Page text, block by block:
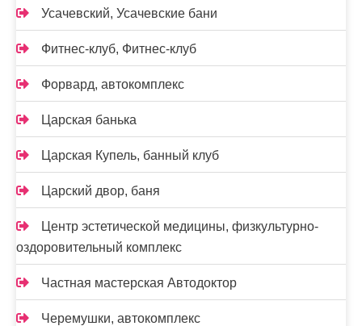
Усачевский, Усачевские бани
Фитнес-клуб, Фитнес-клуб
Форвард, автокомплекс
Царская банька
Царская Купель, банный клуб
Царский двор, баня
Центр эстетической медицины, физкультурно-
оздоровительный комплекс
Частная мастерская Автодоктор
Черемушки, автокомплекс